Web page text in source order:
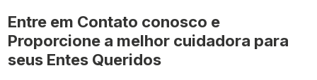
Entre em Contato conosco e
Proporcione a melhor cuidadora para
seus Entes Queridos